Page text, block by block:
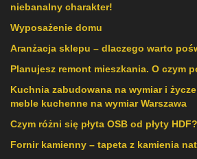
niebanalny charakter!
Wyposażenie domu
Aranżacja sklepu – dlaczego warto
Planujesz remont mieszkania. O czym
Kuchnia zabudowana na wymiar i
meble kuchenne na wymiar Warszawa
Czym różni się płyta OSB od płyty HDF?
Fornir kamienny – tapeta z kamienia